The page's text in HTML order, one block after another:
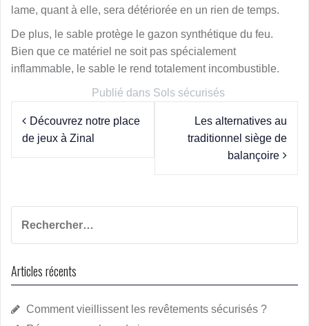
lame, quant à elle, sera détériorée en un rien de temps.
De plus, le sable protège le gazon synthétique du feu.
Bien que ce matériel ne soit pas spécialement
inflammable, le sable le rend totalement incombustible.
Publié dans Sols sécurisés
Navigation
de
Découvrez notre place
de jeux à Zinal
Les alternatives au
traditionnel siège de
balançoire
Articles récents
Comment vieillissent les revêtements sécurisés ?